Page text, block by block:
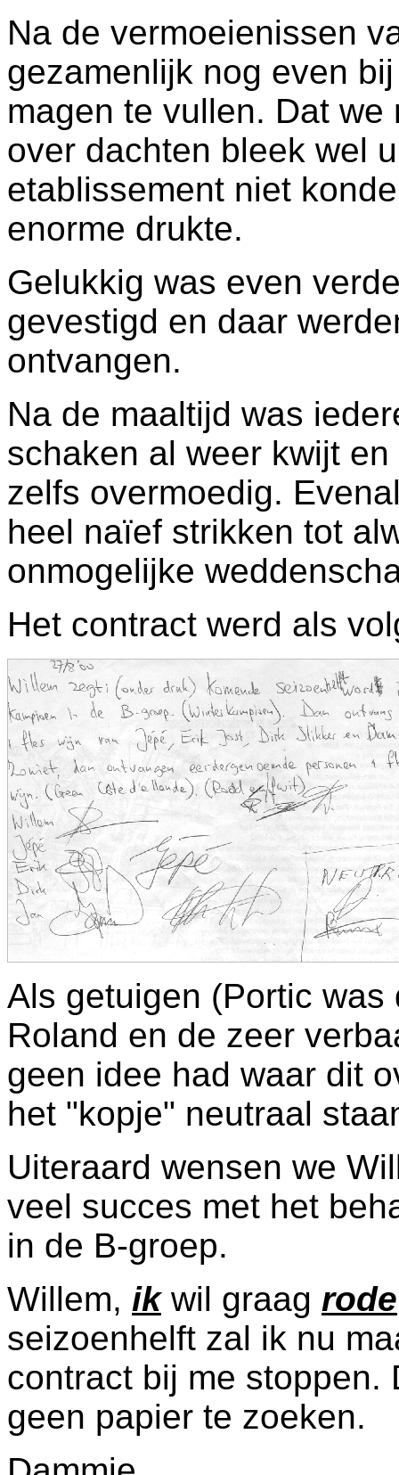
Na de vermoeienissen
gezamenlijk nog even
magen te vullen. Dat
over dachten bleek wel
etablissement niet
enorme drukte.
Gelukkig was even
gevestigd en daar
ontvangen.
Na de maaltijd was
schaken al weer kwijt
zelfs overmoedig.
heel naïef strikken tot
onmogelijke
Het contract werd als
Als getuigen (Portic
Roland en de zeer
geen idee had waar dit
het "kopje" neutraal
Uiteraard wensen we
veel succes met het
in de B-groep.
Willem, ikwil graag rode
seizoenhelft zal ik nu
contract bij me stoppen.
geen papier te zoeken.